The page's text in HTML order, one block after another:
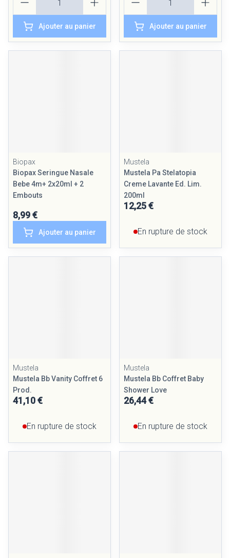
Ajouter au panier Ajouter au panier
Biopax
Biopax Seringue Nasale
Bebe 4m+ 2x20ml + 2
Embouts
8,99 €
Ajouter au panier
Mustela
Mustela Pa Stelatopia
Creme Lavante Ed. Lim.
200ml
12,25 €
En rupture de stock
Mustela
Mustela Bb Vanity Coffret 6
Prod.
41,10 €
En rupture de stock
Mustela
Mustela Bb Coffret Baby
Shower Love
26,44 €
En rupture de stock